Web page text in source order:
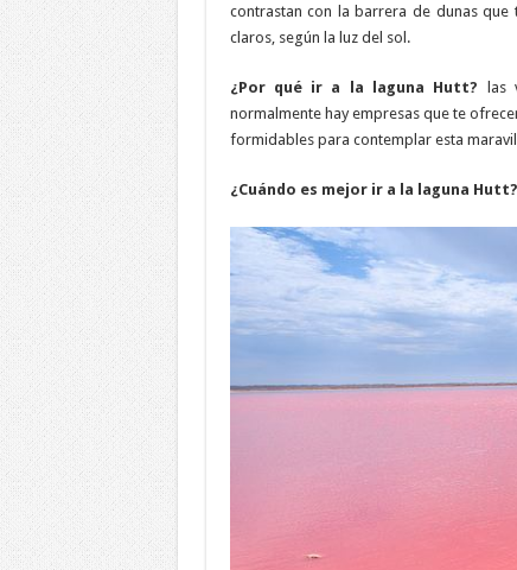
contrastan con la barrera de dunas
claros, según la luz del sol.
¿Por qué ir a la laguna Hutt? las
normalmente hay empresas que te
formidables para contemplar esta
¿Cuándo es mejor ir a la laguna Hutt?